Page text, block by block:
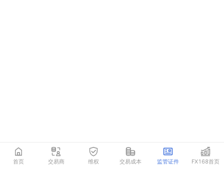
首页 交易商 维权 交易成本 监管证件 FX168首页